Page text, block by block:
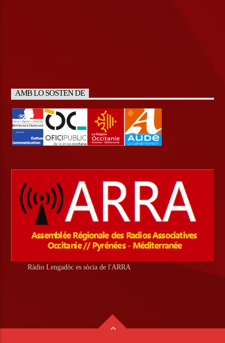
AMB LO SOSTEN DE
Ràdio Lengadòc es sòcia de l'ARRA